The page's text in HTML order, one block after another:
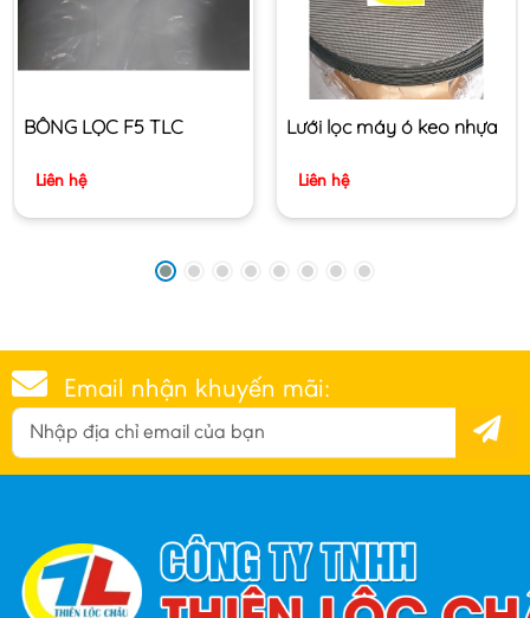
BÔNG LỌC F5 TLC
Liên hệ
Lưới lọc máy ó keo nhựa
Liên hệ
Email nhận khuyến mãi: